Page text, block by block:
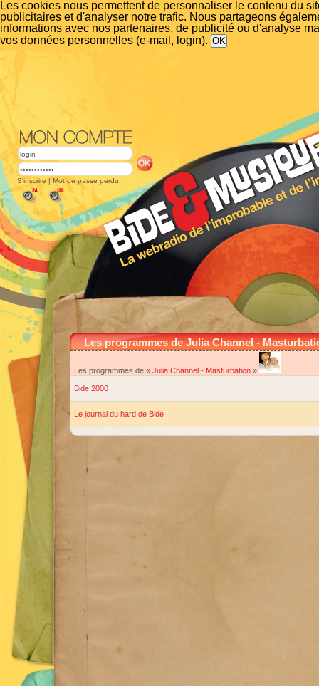
Les cookies nous permettent de personnaliser le contenu du
publicitaires et d'analyser notre trafic. Nous partageons
informations avec nos partenaires, de publicité ou d'analyse
vos données personnelles (e-mail, login).
S'inscrire | Mot de passe perdu
Les programmes de Julia Channel -
Les programmes de « Julia Channel - Masturbation »
Bide 2000
Le journal du hard de Bide